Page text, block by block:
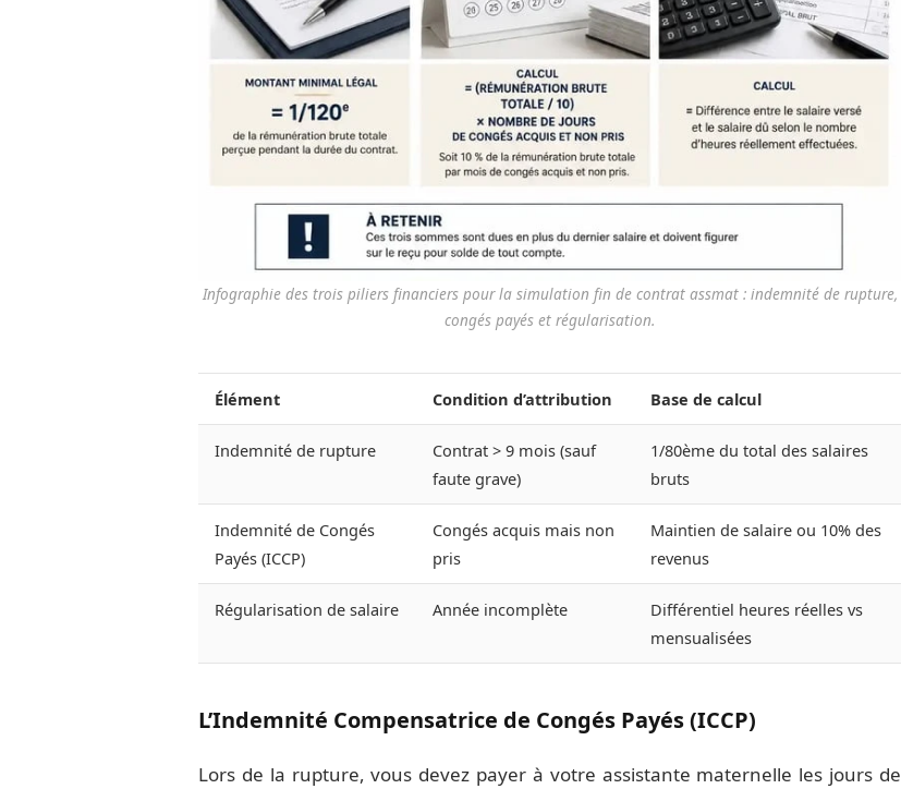
Infographie des trois piliers financiers pour la simulation fin de contrat assmat : indemnité de rupture,
congés payés et régularisation.
Élément Condition d’attribution Base de calcul
Indemnité de rupture
Contrat > 9 mois (sauf
faute grave)
1/80ème du total des salaires
bruts
Indemnité de Congés
Payés (ICCP)
Congés acquis mais non
pris
Maintien de salaire ou 10% des
revenus
Régularisation de salaire Année incomplète
Différentiel heures réelles vs
mensualisées
L’Indemnité Compensatrice de Congés Payés (ICCP)
Lors de la rupture, vous devez payer à votre assistante maternelle les jours de